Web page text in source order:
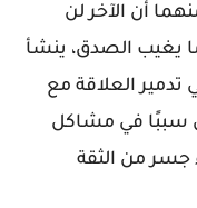
أن الآخر لن
يغيب الصدق، ينشأ
العلاقة مع
سببًا في مشاكل
جسر من الثقة